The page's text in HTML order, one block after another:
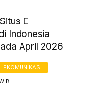
E-
Indonesia
April 2026